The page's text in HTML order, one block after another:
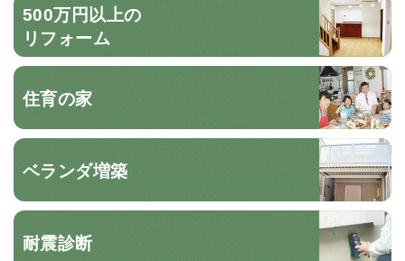
500万円以上の
リフォーム
住育の家
ベランダ増築
耐震診断